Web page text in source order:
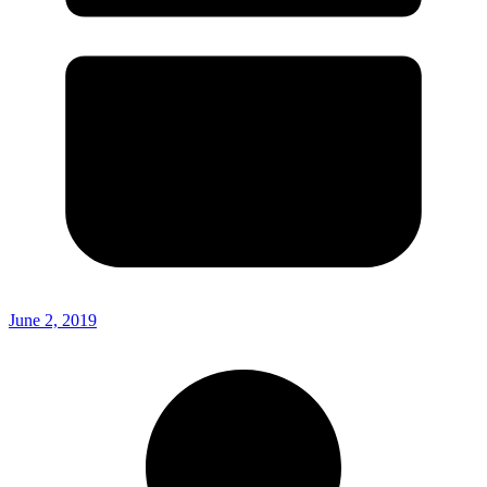
June 2, 2019